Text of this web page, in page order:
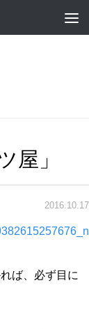
屋」
2016.10.17
ば、必ず目に